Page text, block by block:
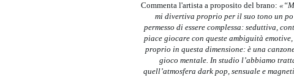
Commenta l'artista a proposito del brano:
mi divertiva proprio per il suo tono un
permesso di essere complessa: seduttiva,
piace giocare con queste ambiguità
proprio in questa dimensione: è una
gioco mentale. In studio l’abbiamo
quell’atmosfera dark pop, sensuale e